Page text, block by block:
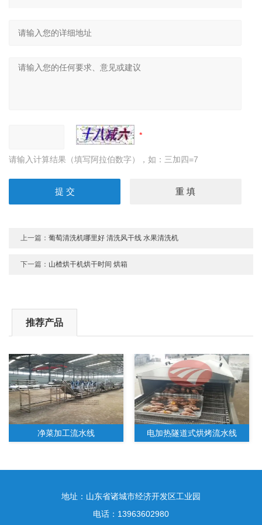
请输入计算结果（填写阿拉伯数字），如：三加四=7
上一篇：葡萄清洗机哪里好 清洗风干线 水果清洗机
下一篇： 山楂烘干机烘干时间 烘箱
推荐产品
净菜加工流水线 电加热隧道式烘烤流水线
地址：山东省诸城市经济开发区工业园
电话：13963602980